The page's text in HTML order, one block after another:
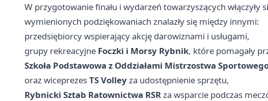
W przygotowanie finału i wydarzeń towarzyszących włączyły
wymienionych podziękowaniach znalazły się między innymi:
przedsiębiorcy wspierający akcję darowiznami i usługami,
grupy rekreacyjne Foczki i Morsy Rybnik, które pomagały
Szkoła Podstawowa z Oddziałami Mistrzostwa
oraz wiceprezesTS Volley za udostępnienie sprzętu,
Rybnicki Sztab Ratownictwa RSR za wsparcie podczas